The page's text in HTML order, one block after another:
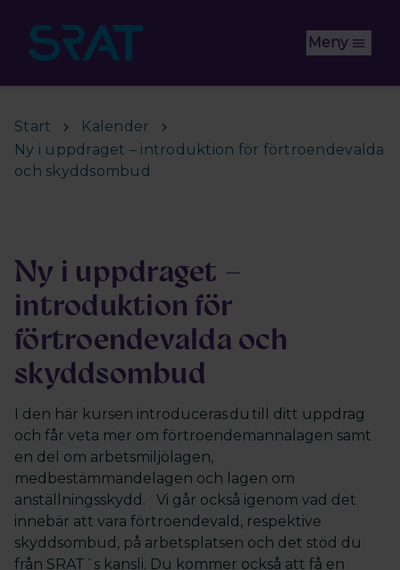
Meny
Start
Kalender
Ny i uppdraget – introduktion för förtroendevalda
och skyddsombud
Ny i uppdraget –
introduktion för
förtroendevalda och
skyddsombud
I den här kursen introduceras du till ditt uppdrag
och får veta mer om förtroendemannalagen samt
en del om arbetsmiljölagen,
medbestämmandelagen och lagen om
anställningsskydd. Vi går också igenom vad det
innebär att vara förtroendevald, respektive
skyddsombud, på arbetsplatsen och det stöd du
från SRAT´s kansli. Du kommer också att få en